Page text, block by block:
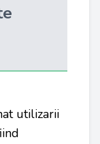
utilizarii